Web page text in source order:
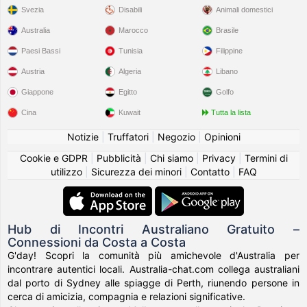
Svezia Disabili Animali domestici
Australia
Paesi Bassi
Austria
Giappone
Cina
Marocco
Tunisia
Algeria
Egitto
Kuwait
Brasile
Filippine
Libano
Golfo
Tutta la lista
Notizie| Truffatori| Negozio| Opinioni
Cookie e GDPR
Pubblicità Chi siamo| Privacy| Termini di
utilizzo| Sicurezza dei minori| Contatto| FAQ
Hub di Incontri Australiano Gratuito –
Connessioni da Costa a Costa
G'day! Scopri la comunità più amichevole d'Australia per
incontrare autentici locali. Australia-chat.com collega australiani
dal porto di Sydney alle spiagge di Perth, riunendo persone in
cerca di amicizia, compagnia e relazioni significative.